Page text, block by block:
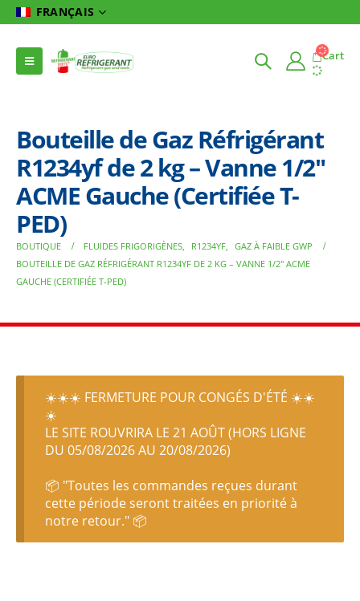
FRANÇAIS
Cart
Bouteille de Gaz Réfrigérant
R1234yf de 2 kg – Vanne 1/2″
ACME Gauche (Certifiée T-
PED)
BOUTIQUE FLUIDES FRIGORIGÈNES, R1234YF, GAZ À FAIBLE GWP
BOUTEILLE DE GAZ RÉFRIGÉRANT R1234YF DE 2 KG – VANNE 1/2″ ACME
GAUCHE (CERTIFIÉE T-PED)
☀️☀️☀️ FERMETURE POUR CONGÉS D'ÉTÉ ☀️☀️
☀️
LE SITE ROUVRIRA LE 21 AOÛT (HORS LIGNE
DU 05/08/2026 AU 20/08/2026)
📦 "Toutes les commandes reçues durant
cette période seront traitées en priorité à
notre retour." 📦